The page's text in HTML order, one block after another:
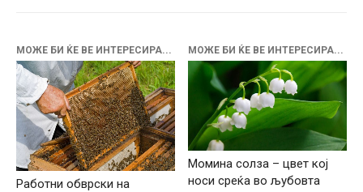
МОЖЕ БИ ЌЕ ВЕ ИНТЕРЕСИРА...
Работни обврски на
МОЖЕ БИ ЌЕ ВЕ ИНТЕРЕСИРА...
Момина солза – цвет кој
носи среќа во љубовта